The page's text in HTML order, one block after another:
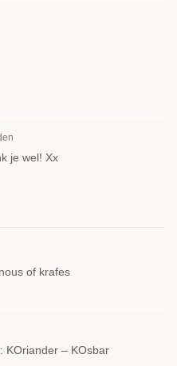
je wel! Xx
of krafes
KOriander – KOsbar